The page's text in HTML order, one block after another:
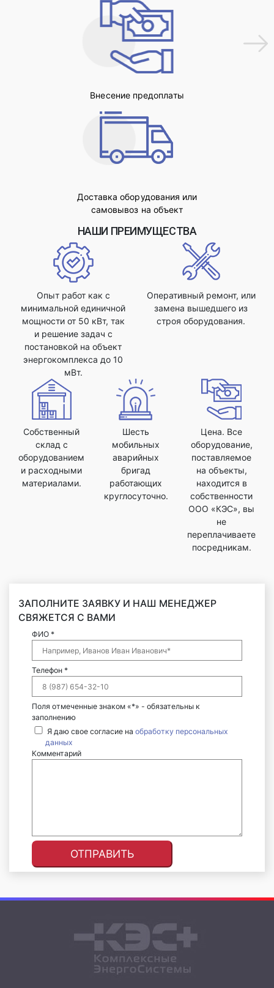
Внесение предоплаты
Доставка оборудования или
самовывоз на объект
НАШИ ПРЕИМУЩЕСТВА
Опыт работ как с
минимальной единичной
мощности от 50 кВт, так
и решение задач с
постановкой на объект
энергокомплекса до 10
мВт.
Оперативный ремонт, или
замена вышедшего из
строя оборудования.
Собственный
склад с
оборудованием
и расходными
материалами.
Шесть
мобильных
аварийных
бригад
работающих
круглосуточно.
Цена. Все
оборудование,
поставляемое
на объекты,
находится в
собственности
ООО «КЭС», вы
не
переплачиваете
посредникам.
ЗАПОЛНИТЕ ЗАЯВКУ И НАШ МЕНЕДЖЕР
СВЯЖЕТСЯ С ВАМИ
ФИО *
Телефон *
Поля отмеченные знаком «*» - обязательны к
заполнению
Я даю свое согласие на обработку персональных
данных
Комментарий